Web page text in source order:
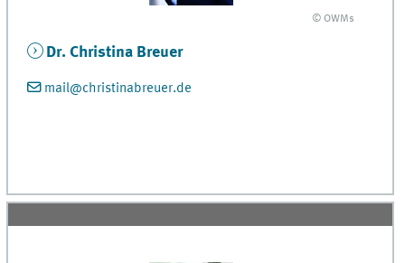
© OWMs
Dr. Christina Breuer
mail@christinabreuer.de